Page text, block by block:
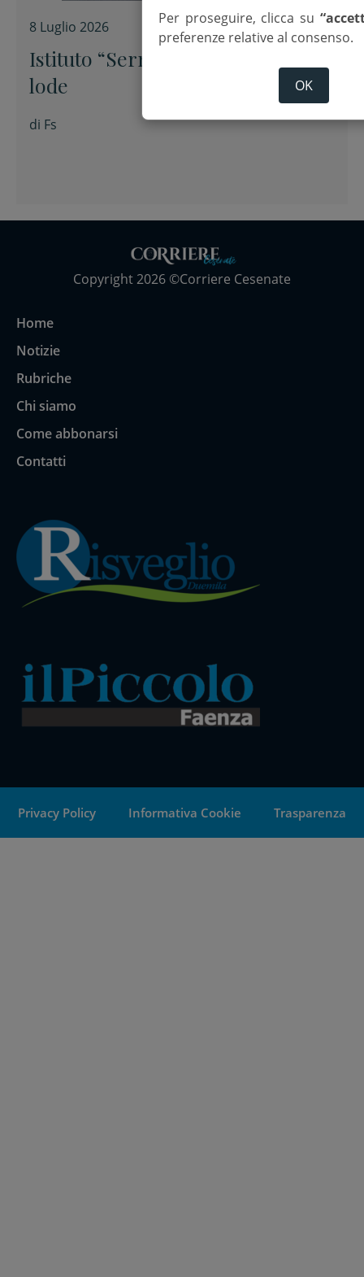
8 Luglio 2026
Istituto “Serra”, sei centisti e una
lode
di Fs
Copyright 2026 ©Corriere Cesenate
Home
Notizie
Rubriche
Chi siamo
Come abbonarsi
Contatti
Privacy Policy Informativa Cookie Trasparenza
Per proseguire, clicca su
preferenze relative al consenso.
OK